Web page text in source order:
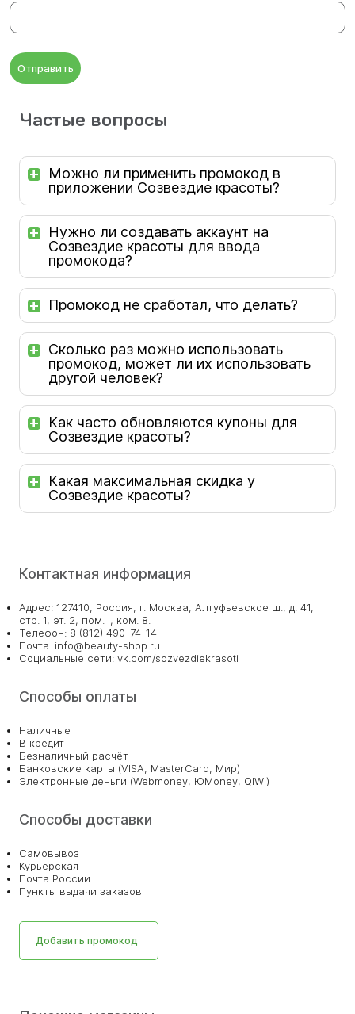
Отправить
Частые вопросы
Можно ли применить промокод в
приложении Созвездие красоты?
Нужно ли создавать аккаунт на
Созвездие красоты для ввода
промокода?
Промокод не сработал, что делать?
Сколько раз можно использовать
промокод, может ли их использовать
другой человек?
Как часто обновляются купоны для
Созвездие красоты?
Какая максимальная скидка у
Созвездие красоты?
Контактная информация
Адрес: 127410, Россия, г. Москва, Алтуфьевское ш., д. 41,
стр. 1, эт. 2, пом. I, ком. 8.
Телефон: 8 (812) 490-74-14
Почта: info@beauty-shop.ru
Социальные сети: vk.com/sozvezdiekrasoti
Способы оплаты
Наличные
В кредит
Безналичный расчёт
Банковские карты (VISA, MasterCard, Мир)
Электронные деньги (Webmoney, ЮMoney, QIWI)
Способы доставки
Самовывоз
Курьерская
Почта России
Пункты выдачи заказов
Добавить промокод